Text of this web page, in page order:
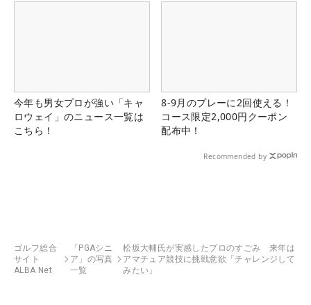
今年も男女プロが強い「キャ
ロウェイ」のニュース一覧は
こちら！
8-9月のプレーに2回使える！
コース限定2,000円クーポン
配布中！
Recommended by
ゴルフ総合
サイト
ALBA Net
「PGAシニ
ア」の写真
一覧
松坂大輔氏が実感したプロのすごみ 来年は
アマチュア競技に挑戦意欲「チャレンジして
みたい」